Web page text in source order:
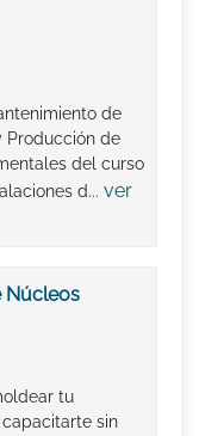
de
Producción de
del curso
d... ver
Núcleos
tu
sin